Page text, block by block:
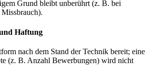
Grund bleibt unberührt (z. B. bei
Haftung
nach dem Stand der Technik bereit; eine
(z. B. Anzahl Bewerbungen) wird nicht